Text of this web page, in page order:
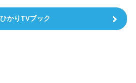
ひかりTVブック